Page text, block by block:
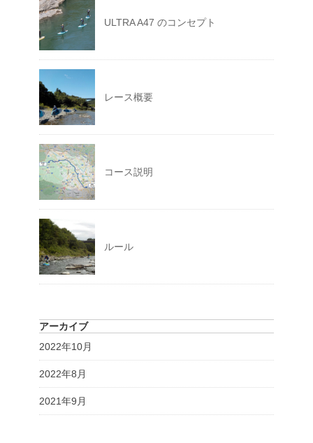
ULTRA A47 のコンセプト
レース概要
コース説明
ルール
アーカイブ
2022年10月
2022年8月
2021年9月